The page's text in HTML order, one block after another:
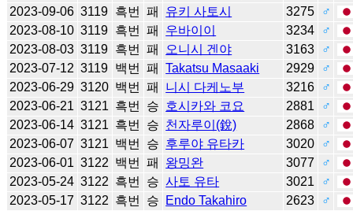
2023-09-06 3119 흑번 패 유키 사토시 3275
♂
2023-08-10 3119 흑번 패 우바이이 3234
♂
2023-08-03 3119 흑번 패 오니시 겐야 3163
♂
2023-07-12 3119 백번 패 Takatsu Masaaki 2929
♂
2023-06-29 3120 백번 패 니시 다케노부 3216
♂
2023-06-21 3121 흑번 승 호시카와 코요 2881
♂
2023-06-14 3121 흑번 승 천자루이(銳) 2868
♂
2023-06-07 3121 백번 승 후루야 유타카 3020
♂
2023-06-01 3122 백번 패 왕밍완 3077
♂
2023-05-24 3122 흑번 승 사토 유타 3021
♂
2023-05-17 3122 흑번 승 Endo Takahiro 2623
♂